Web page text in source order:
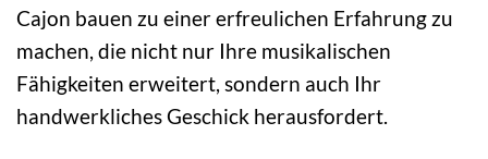
Cajon bauen zu einer erfreulichen Erfahrung zu
machen, die nicht nur Ihre musikalischen
Fähigkeiten erweitert, sondern auch Ihr
handwerkliches Geschick herausfordert.